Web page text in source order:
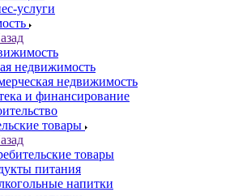
услуги
недвижимость
недвижимость
и финансирование
товары
товары
питания
напитки